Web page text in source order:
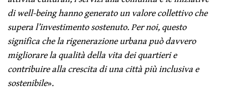
di well-being hanno generato un valore collettivo che
supera l’investimento sostenuto. Per noi, questo
significa che la rigenerazione urbana può davvero
migliorare la qualità della vita dei quartieri e
contribuire alla crescita di una città più inclusiva e
sostenibile».